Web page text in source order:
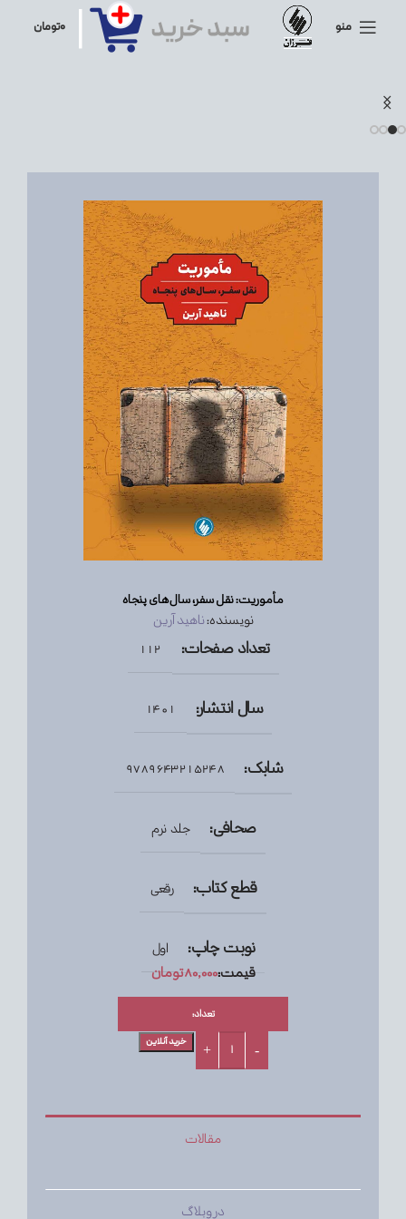
منو ۰تومان
مأموریت: نقل سفر، سال‌های پنجاه
نویسنده:ناهید آرین
تعداد صفحات: 112
سال انتشار: 1401
شابک: 9789643215248
صحافی: جلد نرم
قطع کتاب: رقعی
نوبت چاپ: اول
قیمت:۸۰,۰۰۰تومان
تعداد:
خرید آنلاین
مقالات
در وبلاگ